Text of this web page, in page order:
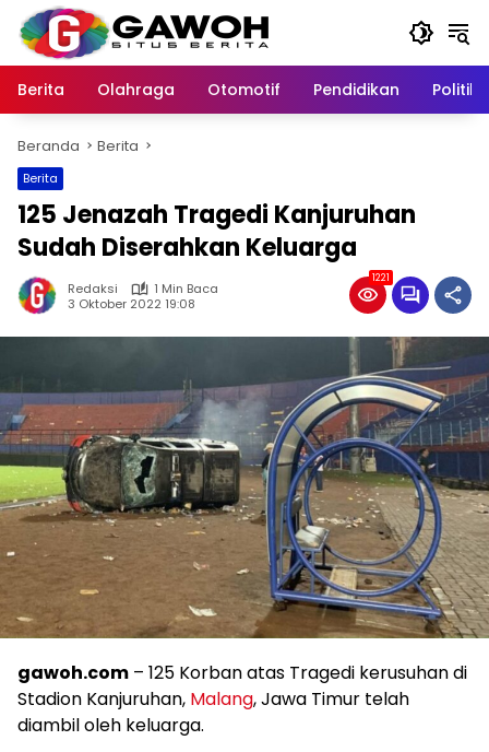
Langsung
konten
Berita
Olahraga Otomotif Pendidikan Politik
Beranda Berita
Berita
125 Jenazah Tragedi Kanjuruhan
Sudah Diserahkan Keluarga
Redaksi
1 Min Baca
3 Oktober 2022 19:08
1221
gawoh.com – 125 Korban atas Tragedi kerusuhan di
Stadion Kanjuruhan, Malang, Jawa Timur telah
diambil oleh keluarga.